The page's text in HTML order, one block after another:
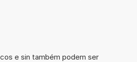
e sin também podem ser